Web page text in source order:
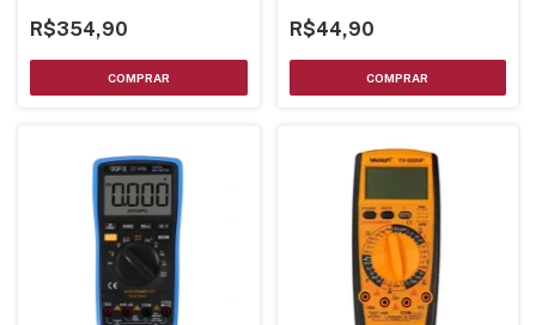
R$354,90 R$44,90